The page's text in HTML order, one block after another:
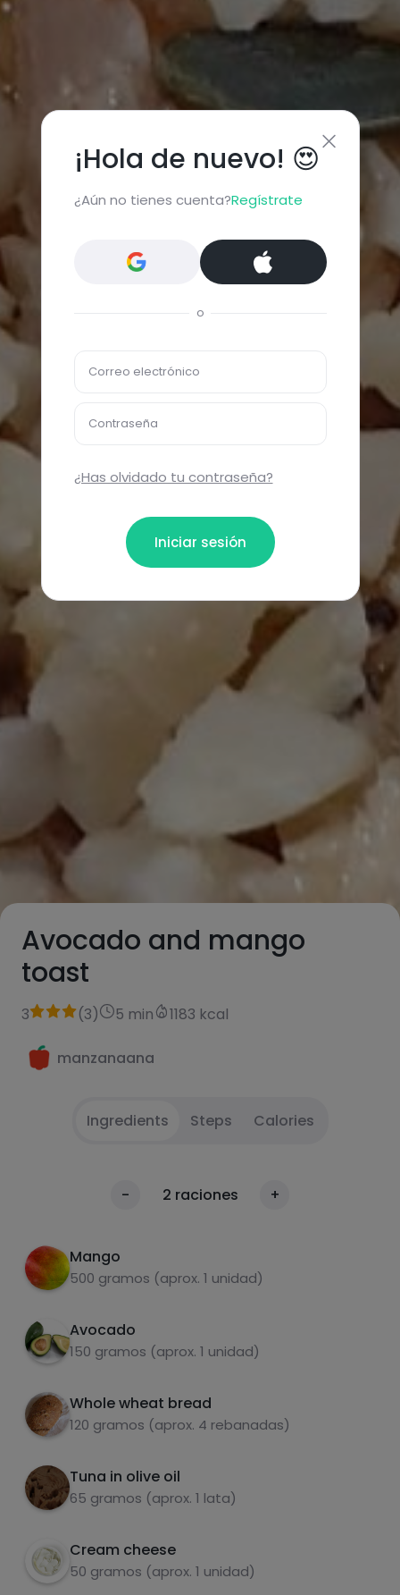
Avocado and mango
toast
3 (3) 5 min 1183 kcal
manzanaana
Ingredients Steps Calories
- 2 raciones +
Mango
500 gramos (aprox. 1 unidad)
Avocado
150 gramos (aprox. 1 unidad)
Whole wheat bread
120 gramos (aprox. 4 rebanadas)
Tuna in olive oil
65 gramos (aprox. 1 lata)
Cream cheese
50 gramos (aprox. 1 unidad)
Toast the bread slices
3
Top with canned tuna, previously drained, and
fresh mango slices.
4 Add chopped almonds and seeds of your
choice.
carbohydrates proteins
¡Hola de nuevo! 😍
¿Aún no tienes cuenta?Regístrate
o
Correo electrónico
Contraseña
¿Has olvidado tu contraseña?
Iniciar sesión